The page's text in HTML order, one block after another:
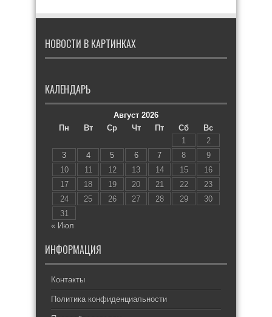
НОВОСТИ В КАРТИНКАХ
КАЛЕНДАРЬ
Август 2026
Пн
Вт Ср Чт Пт Сб
Вс
1
2
3
4 5 6 7 8
9
10
11 12 13 14 15
16
17
18 19 20 21 22
23
24
25 26 27 28 29
30
31
« Июл
ИНФОРМАЦИЯ
Контакты
Политика конфиденциальности